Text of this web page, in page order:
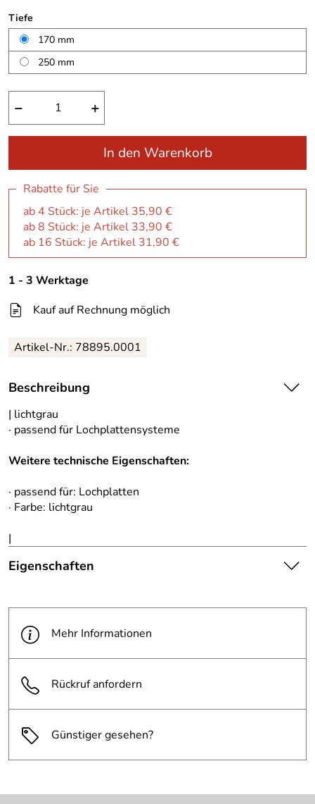
Tiefe
170 mm
250 mm
− +
In den Warenkorb
Rabatte für Sie
ab 4 Stück: je Artikel 35,90 €
ab 8 Stück: je Artikel 33,90 €
ab 16 Stück: je Artikel 31,90 €
1 - 3 Werktage
Kauf auf Rechnung möglich
Artikel-Nr.: 78895.0001
Beschreibung
| lichtgrau
· passend für Lochplattensysteme
Weitere technische Eigenschaften:
· passend für: Lochplatten
· Farbe: lichtgrau
|
Eigenschaften
Hinweis
Produktbilder:
stellt keine verbindliche
beachten Sie die
Textbeschreibung.
Tiefe:
170 mm
Mehr Informationen
Rückruf anfordern
Günstiger gesehen?